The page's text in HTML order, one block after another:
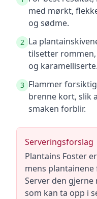
med mørkt,
og sødme.
2 La
tilsetter
og karamelliserte.
3 Flammer
brenne kort, slik
smaken forblir.
Serveringsforslag
Plantains Foster
mens
Server den
som kan ta opp i